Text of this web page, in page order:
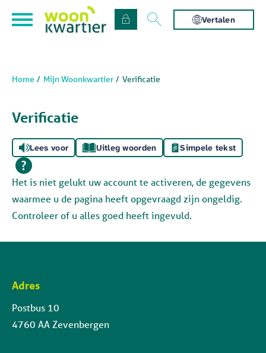
Naar de homepage
Ga naar Hoofd Vertalen
Home Mijn Woonkwartier Verificatie
Verificatie
Lees voor Uitleg woorden Simpele tekst
Het is niet gelukt uw account te activeren, de gegevens
waarmee u de pagina heeft opgevraagd zijn ongeldig.
Controleer of u alles goed heeft ingevuld.
Contactinformatie
Adres
Postbus 10
4760 AA Zevenbergen